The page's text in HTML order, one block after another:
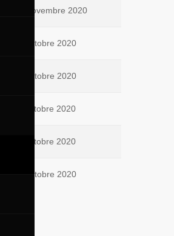
27 Novembre 2020
28 Ottobre 2020
14 Ottobre 2020
11 Ottobre 2020
11 Ottobre 2020
10 Ottobre 2020